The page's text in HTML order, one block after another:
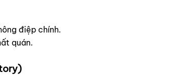
điệp chính.
quán.